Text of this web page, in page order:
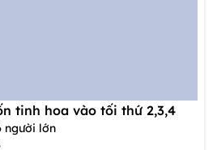
tinh hoa vào tối thứ 2,3,4
người lớn